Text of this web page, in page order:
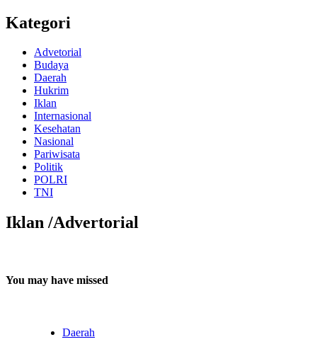
Kategori
Advetorial
Budaya
Daerah
Hukrim
Iklan
Internasional
Kesehatan
Nasional
Pariwisata
Politik
POLRI
TNI
Iklan /Advertorial
You may have missed
Daerah